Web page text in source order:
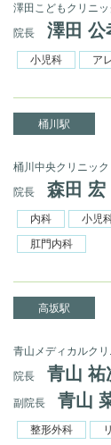
澤田こどもクリニッ
院長
澤田 公
小児科 ア
桶川駅
桶川中央クリニック
院長
森田 宏
内科 小児
肛門内科
高坂駅
青山メディカルクリ
院長
青山 祐
副院長 青山
整形外科